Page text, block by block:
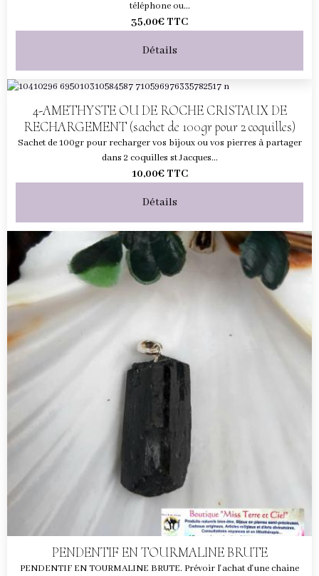
téléphone ou...
35,00€ TTC
Détails
4-AMETHYSTE OU DE ROCHE CRISTAUX DE
RECHARGEMENT (sachet de 100gr pour 2 coquilles)
Sachet de 100gr pour recharger vos bijoux ou vos pierres à partager
dans 2 coquilles st Jacques...
10,00€ TTC
Détails
PENDENTIF EN TOURMALINE BRUTE
PENDENTIF EN TOURMALINE BRUTE. Prévoir l'achat d'une chaine